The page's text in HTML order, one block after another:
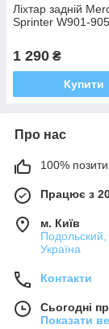
Ліхтар задній
Sprinter W901-905
1 290 ₴
Купити
Про нас
100%
Працює з
м. Київ
Україна
Контакти
Сьогодні
Показати